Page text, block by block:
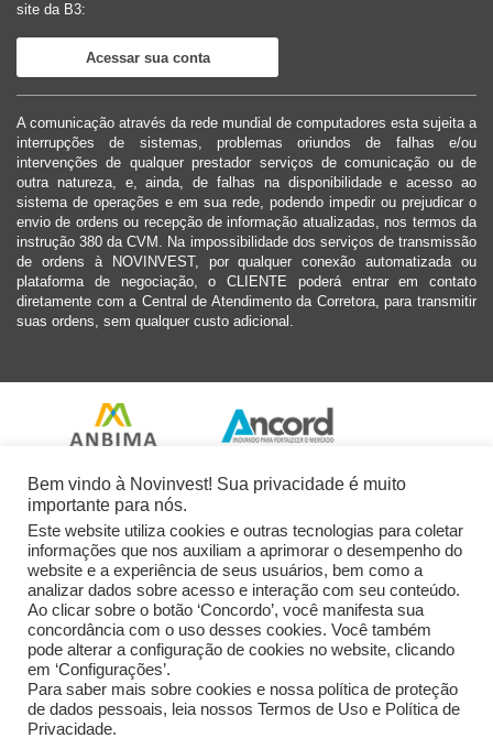
site da B3:
Acessar sua conta
A comunicação através da rede mundial de computadores esta sujeita a
interrupções de sistemas, problemas oriundos de falhas e/ou
intervenções de qualquer prestador serviços de comunicação ou de
outra natureza, e, ainda, de falhas na disponibilidade e acesso ao
sistema de operações e em sua rede, podendo impedir ou prejudicar o
envio de ordens ou recepção de informação atualizadas, nos termos da
instrução 380 da CVM. Na impossibilidade dos serviços de transmissão
de ordens à NOVINVEST, por qualquer conexão automatizada ou
plataforma de negociação, o CLIENTE poderá entrar em contato
diretamente com a Central de Atendimento da Corretora, para transmitir
suas ordens, sem qualquer custo adicional.
Bem vindo à Novinvest! Sua privacidade é muito
importante para nós.
Este website utiliza cookies e outras tecnologias para coletar
informações que nos auxiliam a aprimorar o desempenho do
website e a experiência de seus usuários, bem como a
analizar dados sobre acesso e interação com seu conteúdo.
Ao clicar sobre o botão ‘Concordo’, você manifesta sua
concordância com o uso desses cookies. Você também
pode alterar a configuração de cookies no website, clicando
em ‘Configurações’.
Para saber mais sobre cookies e nossa política de proteção
de dados pessoais, leia nossos Termos de Uso e Política de
Privacidade.